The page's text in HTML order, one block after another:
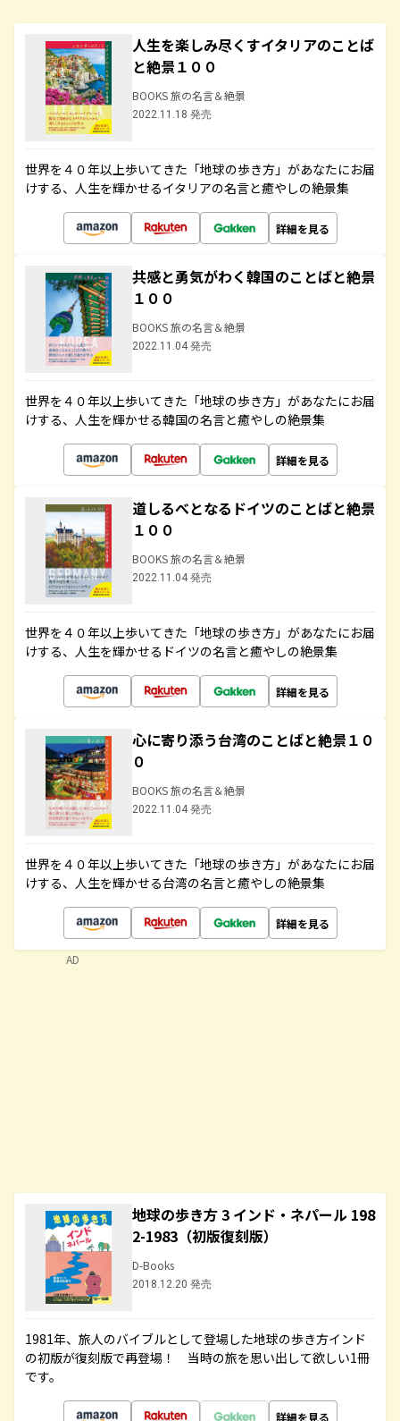
人生を楽しみ尽くすイタリアのことば
と絶景１００
BOOKS 旅の名言＆絶景
2022.11.18 発売
世界を４０年以上歩いてきた「地球の歩き方」があなたにお届
けする、人生を輝かせるイタリアの名言と癒やしの絶景集
詳細を見る
共感と勇気がわく韓国のことばと絶景
１００
BOOKS 旅の名言＆絶景
2022.11.04 発売
世界を４０年以上歩いてきた「地球の歩き方」があなたにお届
けする、人生を輝かせる韓国の名言と癒やしの絶景集
詳細を見る
道しるべとなるドイツのことばと絶景
１００
BOOKS 旅の名言＆絶景
2022.11.04 発売
世界を４０年以上歩いてきた「地球の歩き方」があなたにお届
けする、人生を輝かせるドイツの名言と癒やしの絶景集
詳細を見る
心に寄り添う台湾のことばと絶景１０
０
BOOKS 旅の名言＆絶景
2022.11.04 発売
世界を４０年以上歩いてきた「地球の歩き方」があなたにお届
けする、人生を輝かせる台湾の名言と癒やしの絶景集
詳細を見る
地球の歩き方 3 インド・ネパール 198
2-1983（初版復刻版）
D-Books
2018.12.20 発売
1981年、旅人のバイブルとして登場した地球の歩き方インド
の初版が復刻版で再登場！ 当時の旅を思い出して欲しい1冊
です。
詳細を見る
AD